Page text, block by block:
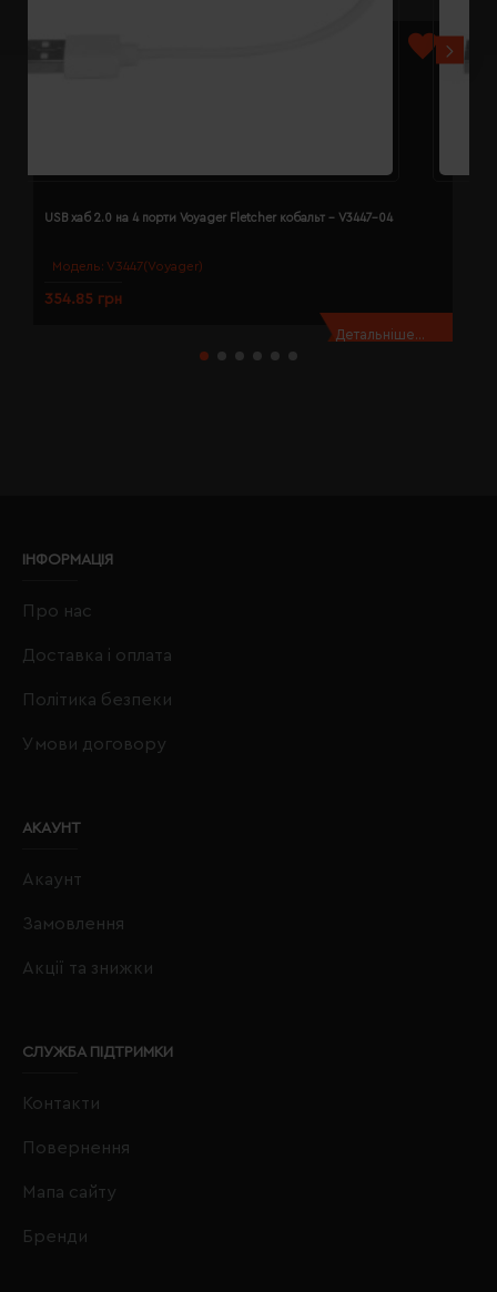
Модель: V3447(Voyager)
USB хаб 2.0 на 4 порти Voyager Fletcher кобальт - V3447-04
354.85 грн
Детальніше...
ІНФОРМАЦІЯ
Про нас
Доставка і оплата
Політика безпеки
Умови договору
АКАУНТ
Акаунт
Замовлення
Акції та знижки
СЛУЖБА ПІДТРИМКИ
Контакти
Повернення
Мапа сайту
Бренди